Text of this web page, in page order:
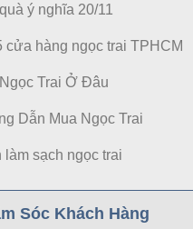
ý nghĩa 20/11
cửa hàng ngọc trai TPHCM
Trai Ở Đâu
Dẫn Mua Ngọc Trai
làm sạch ngọc trai
Sóc Khách Hàng